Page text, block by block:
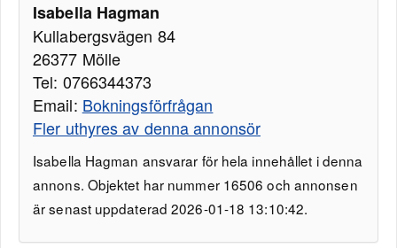
Isabella Hagman
Kullabergsvägen 84
26377 Mölle
Tel: 0766344373
Email: Bokningsförfrågan
Fler uthyres av denna annonsör
Isabella Hagman ansvarar för hela innehållet i denna
annons. Objektet har nummer 16506 och annonsen
är senast uppdaterad 2026-01-18 13:10:42.